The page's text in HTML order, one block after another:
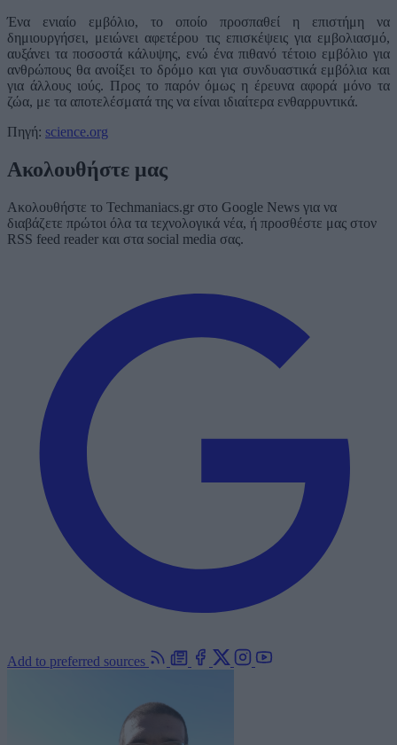
Ένα ενιαίο εμβόλιο, το οποίο προσπαθεί η επιστήμη να
δημιουργήσει, μειώνει αφετέρου τις επισκέψεις για εμβολιασμό,
αυξάνει τα ποσοστά κάλυψης, ενώ ένα πιθανό τέτοιο εμβόλιο για
ανθρώπους θα ανοίξει το δρόμο και για συνδυαστικά εμβόλια και
για άλλους ιούς. Προς το παρόν όμως η έρευνα αφορά μόνο τα
ζώα, με τα αποτελέσματά της να είναι ιδιαίτερα ενθαρρυντικά.
Πηγή: science.org
Ακολουθήστε μας
Ακολουθήστε το Techmaniacs.gr στο Google News για να
διαβάζετε πρώτοι όλα τα τεχνολογικά νέα, ή προσθέστε μας στον
RSS feed reader και στα social media σας.
Add to preferred sources